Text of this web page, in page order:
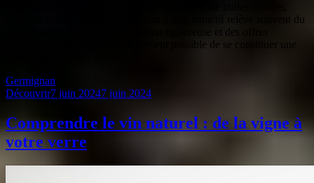
dénicher des bouteilles d’exception à prix attractif relève souvent du
promotionnelles régulières, il devient possible de se constituer une
Germignan
Découvrir7 juin 20247 juin 2024
Comprendre le vin naturel : de la vigne à
votre verre